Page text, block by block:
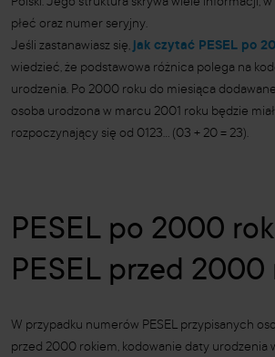
płeć oraz numer seryjny.
Jeśli zastanawiasz się, jak czytać PESEL po
wiedzieć, że podstawowa różnica polega na
urodzenia. Po 2000 roku do miesiąca
osoba urodzona w marcu 2001 roku będzie
rozpoczynający się od 0123... (03 + 20 = 23).
PESEL po 2000
PESEL przed 2000
W przypadku numerów PESEL przypisanych
przed 2000 rokiem, kodowanie daty urodzenia